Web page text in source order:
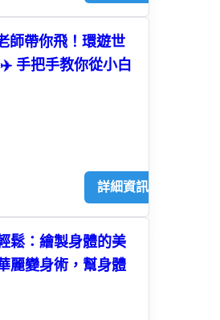
師帶你飛！環遊世
手把手教你從小白
詳細資訊
鬆：繪製身體的美
變身術，幫身體